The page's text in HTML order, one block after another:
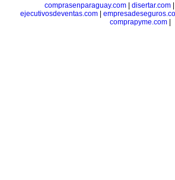
comprasenparaguay.com
disertar.com
ejecutivosdeventas.com
comprapyme.com|